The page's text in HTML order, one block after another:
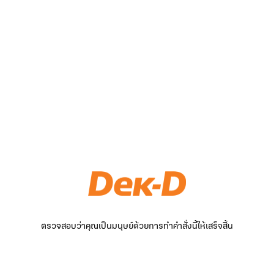
ตรวจสอบว่าคุณเป็นมนุษย์ด้วยการทำคำสั่งนี้ให้เสร็จสิ้น